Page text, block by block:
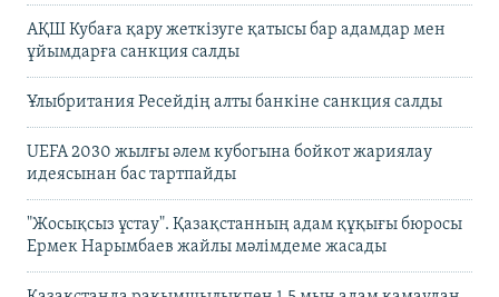
АҚШ Кубаға қару жеткізуге қатысы бар адамдар мен
ұйымдарға санкция салды
Ұлыбритания Ресейдің алты банкіне санкция салды
UEFA 2030 жылғы әлем кубогына бойкот жариялау
идеясынан бас тартпайды
"Жосықсыз ұстау". Қазақстанның адам құқығы бюросы
Ермек Нарымбаев жайлы мәлімдеме жасады